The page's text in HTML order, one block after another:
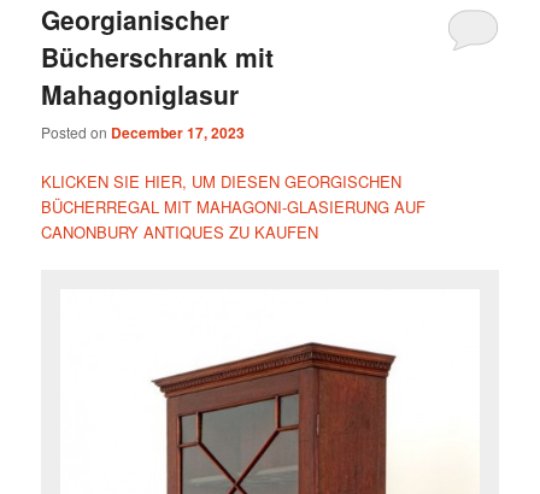
Georgianischer
Bücherschrank mit
Mahagoniglasur
Posted on December 17, 2023
KLICKEN SIE HIER, UM DIESEN GEORGISCHEN
BÜCHERREGAL MIT MAHAGONI-GLASIERUNG AUF
CANONBURY ANTIQUES ZU KAUFEN